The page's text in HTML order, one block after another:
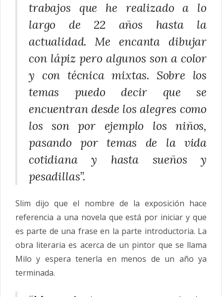
trabajos que he realizado a lo
largo de 22 años hasta la
actualidad. Me encanta dibujar
con lápiz pero algunos son a color
y con técnica mixtas. Sobre los
temas puedo decir que se
encuentran desde los alegres como
los son por ejemplo los niños,
pasando por temas de la vida
cotidiana y hasta sueños y
pesadillas”.
Slim dijo que el nombre de la exposición hace
referencia a una novela que está por iniciar y que
es parte de una frase en la parte introductoria. La
obra literaria es acerca de un pintor que se llama
Milo y espera tenerla en menos de un año ya
terminada.